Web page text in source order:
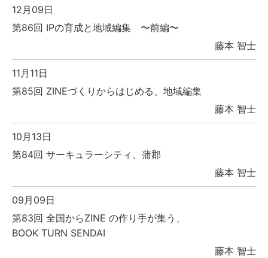
12月09日
第86回 IPの育成と地域編集 〜前編〜
藤本 智士
11月11日
第85回 ZINEづくりからはじめる、地域編集
藤本 智士
10月13日
第84回 サーキュラーシティ、蒲郡
藤本 智士
09月09日
第83回 全国からZINE の作り手が集う、
BOOK TURN SENDAI
藤本 智士